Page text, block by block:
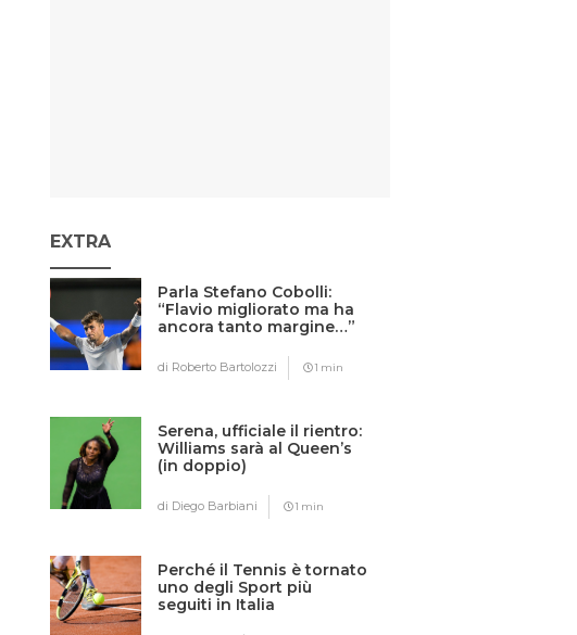
EXTRA
Parla Stefano Cobolli:
“Flavio migliorato ma ha
ancora tanto margine…”
di Roberto Bartolozzi 1 min
Serena, ufficiale il rientro:
Williams sarà al Queen’s
(in doppio)
di Diego Barbiani 1 min
Perché il Tennis è tornato
uno degli Sport più
seguiti in Italia